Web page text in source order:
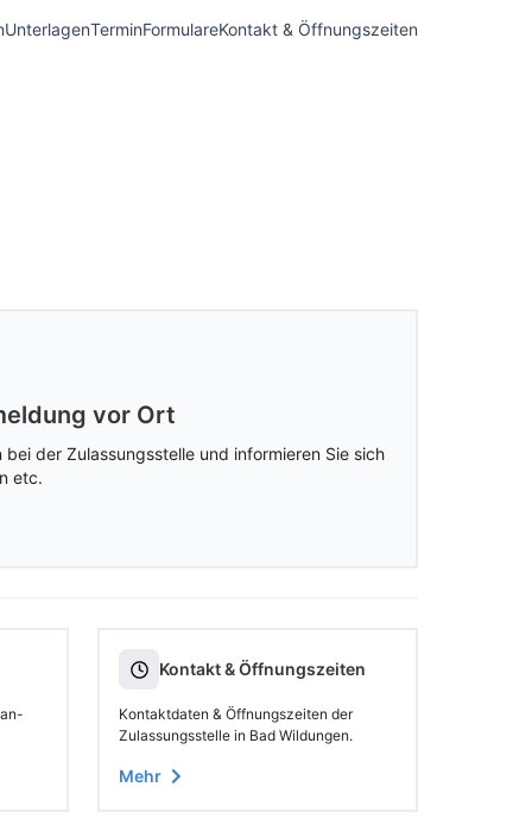
UnterlagenTerminFormulareKontakt & Öffnungszeiten
vor Ort
bei der Zulassungsstelle und informieren Sie sich
etc.
Kontakt & Öffnungszeiten
Kontaktdaten & Öffnungszeiten der
Zulassungsstelle in Bad Wildungen.
Mehr